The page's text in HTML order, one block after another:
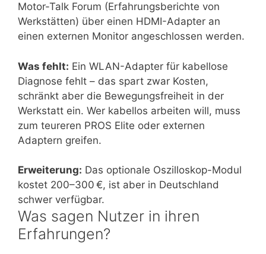
Motor-Talk Forum (Erfahrungsberichte von
Werkstätten) über einen HDMI-Adapter an
einen externen Monitor angeschlossen werden.
Was fehlt: Ein WLAN-Adapter für kabellose
Diagnose fehlt – das spart zwar Kosten,
schränkt aber die Bewegungsfreiheit in der
Werkstatt ein. Wer kabellos arbeiten will, muss
zum teureren PROS Elite oder externen
Adaptern greifen.
Erweiterung: Das optionale Oszilloskop-Modul
kostet 200–300 €, ist aber in Deutschland
schwer verfügbar.
Was sagen Nutzer in ihren
Erfahrungen?